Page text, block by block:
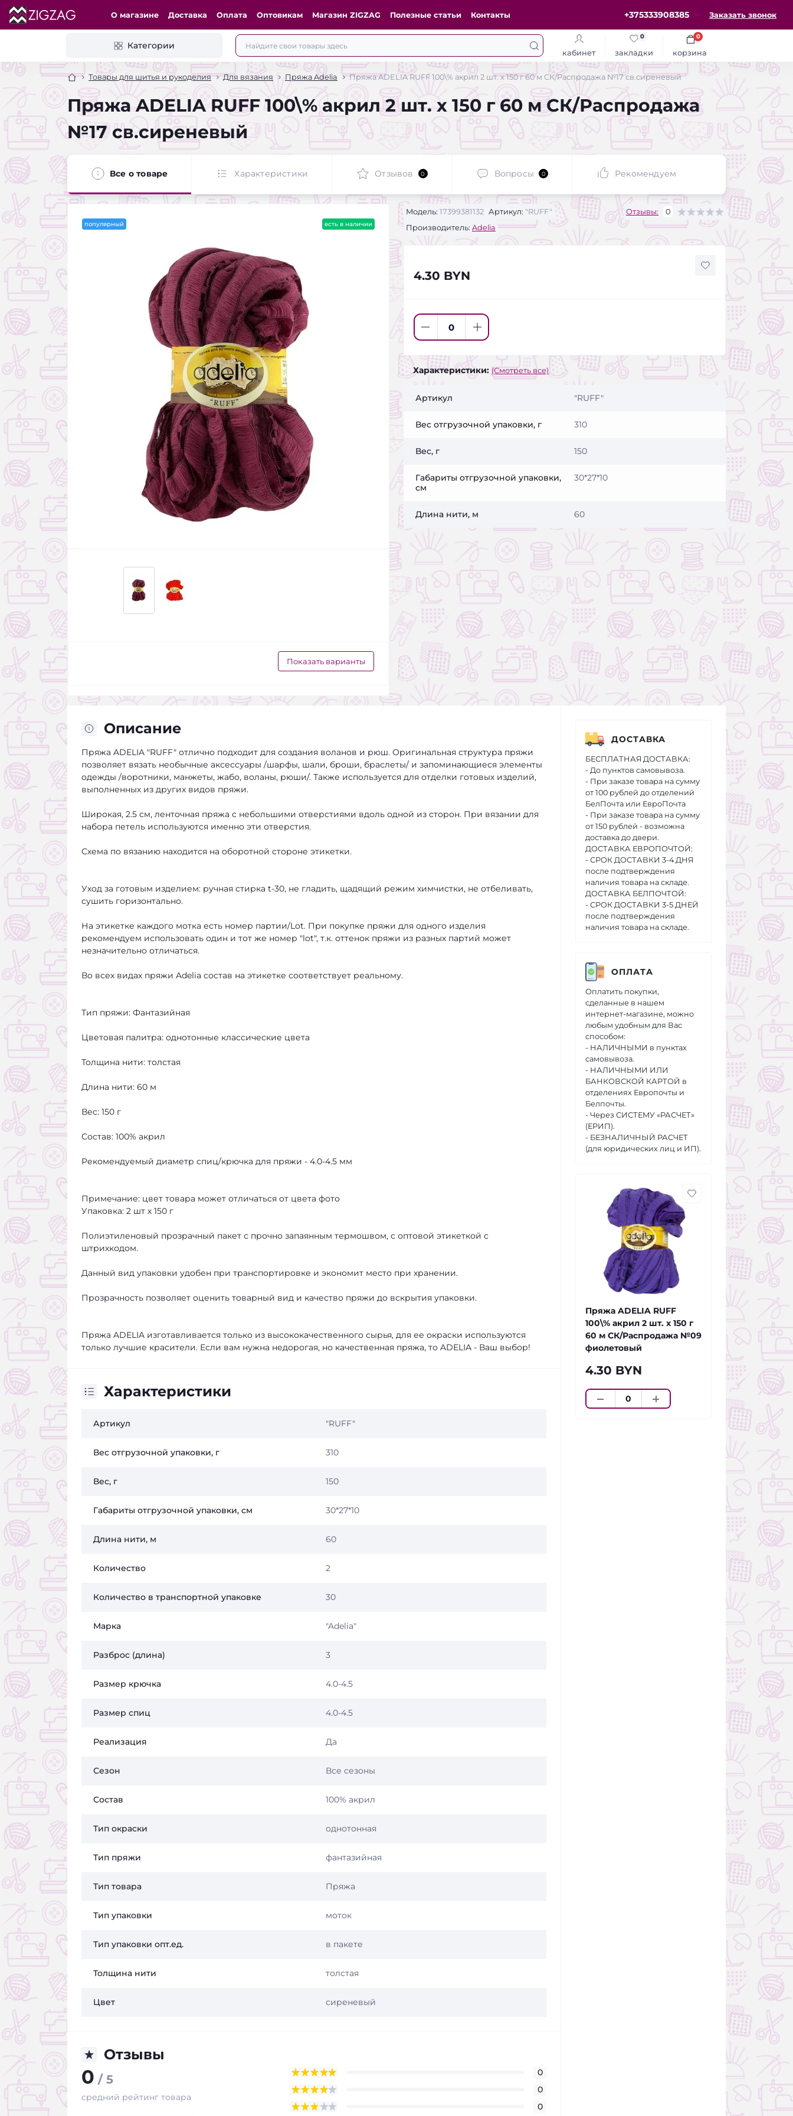
О магазине Доставка Оплата Оптовикам Магазин ZIGZAG Полезные статьи Контакты +375333908385 Заказать звонок
Категории
кабинет закладки
0
корзина
0
Товары для шитья и рукоделия Для вязания Пряжа Adelia Пряжа ADELIA RUFF 100\% акрил 2 шт. х 150 г 60 м СК/Распродажа №17 св.сиреневый
Пряжа ADELIA RUFF 100\% акрил 2 шт. х 150 г 60 м СК/Распродажа
№17 св.сиреневый
Все о товаре Характеристики Отзывов 0 Вопросы 0 Рекомендуем
популярный есть в наличии
Показать варианты
Модель: 17399381132 Артикул: "RUFF"
Производитель: Adelia
Отзывы: 0
4.30 BYN
Характеристики: (Смотреть все)
Артикул "RUFF"
Вес отгрузочной упаковки, г 310
Вес, г 150
Габариты отгрузочной упаковки,
см
30*27*10
Длина нити, м 60
Описание
Пряжа ADELIA "RUFF" отлично подходит для создания воланов и рюш. Оригинальная структура пряжи
позволяет вязать необычные аксессуары /шарфы, шали, броши, браслеты/ и запоминающиеся элементы
одежды /воротники, манжеты, жабо, воланы, рюши/. Также используется для отделки готовых изделий,
выполненных из других видов пряжи.
Широкая, 2.5 см, ленточная пряжа с небольшими отверстиями вдоль одной из сторон. При вязании для
набора петель используются именно эти отверстия.
Схема по вязанию находится на оборотной стороне этикетки.
Уход за готовым изделием: ручная стирка t-30, не гладить, щадящий режим химчистки, не отбеливать,
сушить горизонтально.
На этикетке каждого мотка есть номер партии/Lot. При покупке пряжи для одного изделия
рекомендуем использовать один и тот же номер "lot", т.к. оттенок пряжи из разных партий может
незначительно отличаться.
Во всех видах пряжи Adelia состав на этикетке соответствует реальному.
Тип пряжи: Фантазийная
Цветовая палитра: однотонные классические цвета
Толщина нити: толстая
Длина нити: 60 м
Вес: 150 г
Состав: 100% акрил
Рекомендуемый диаметр спиц/крючка для пряжи - 4.0-4.5 мм
Примечание: цвет товара может отличаться от цвета фото
Упаковка: 2 шт х 150 г
Полиэтиленовый прозрачный пакет с прочно запаянным термошвом, с оптовой этикеткой с
штрихкодом.
Данный вид упаковки удобен при транспортировке и экономит место при хранении.
Прозрачность позволяет оценить товарный вид и качество пряжи до вскрытия упаковки.
Пряжа ADELIA изготавливается только из высококачественного сырья, для ее окраски используются
только лучшие красители. Если вам нужна недорогая, но качественная пряжа, то ADELIA - Ваш выбор!
Характеристики
Артикул "RUFF"
Вес отгрузочной упаковки, г 310
Вес, г 150
Габариты отгрузочной упаковки, см 30*27*10
Длина нити, м 60
Количество 2
Количество в транспортной упаковке 30
Марка "Adelia"
Разброс (длина) 3
Размер крючка 4.0-4.5
Размер спиц 4.0-4.5
Реализация Да
Сезон Все сезоны
Состав 100% акрил
Тип окраски однотонная
Тип пряжи фантазийная
Тип товара Пряжа
Тип упаковки моток
Тип упаковки опт.ед. в пакете
Толщина нити толстая
Цвет сиреневый
Отзывы
0 / 5
средний рейтинг товара
0
0
0
ДОСТАВКА
БЕСПЛАТНАЯ ДОСТАВКА:
- До пунктов самовывоза.
- При заказе товара на сумму
от 100 рублей до отделений
БелПочта или ЕвроПочта
- При заказе товара на сумму
от 150 рублей - возможна
доставка до двери.
ДОСТАВКА ЕВРОПОЧТОЙ:
- СРОК ДОСТАВКИ 3-4 ДНЯ
после подтверждения
наличия товара на складе.
ДОСТАВКА БЕЛПОЧТОЙ:
- СРОК ДОСТАВКИ 3-5 ДНЕЙ
после подтверждения
наличия товара на складе.
ОПЛАТА
Оплатить покупки,
сделанные в нашем
интернет-магазине, можно
любым удобным для Вас
способом:
- НАЛИЧНЫМИ в пунктах
самовывоза.
- НАЛИЧНЫМИ ИЛИ
БАНКОВСКОЙ КАРТОЙ в
отделениях Европочты и
Белпочты.
- Через СИСТЕМУ «РАСЧЕТ»
(ЕРИП).
- БЕЗНАЛИЧНЫЙ РАСЧЕТ
(для юридических лиц и ИП).
Пряжа ADELIA RUFF
100\% акрил 2 шт. х 150 г
60 м СК/Распродажа №09
фиолетовый
4.30 BYN